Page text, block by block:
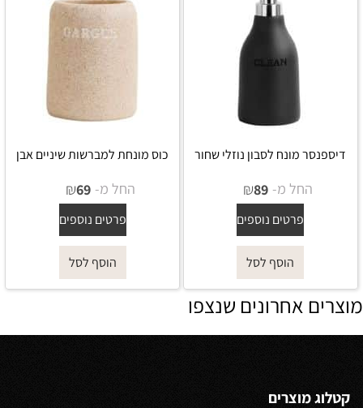
דיספנסר מונח לסבון נוזלי שחור
החל מ- ₪89
פרטים נוספים
הוסף לסל
כוס מונחת למברשות שיניים אבן
החל מ- ₪69
פרטים נוספים
הוסף לסל
מוצרים אחרונים שנצפו
קטלוג מוצרים